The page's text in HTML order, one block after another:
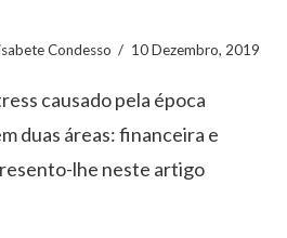
Condesso 10 Dezembro, 2019
causado pela época
duas áreas: financeira e
lhe neste artigo